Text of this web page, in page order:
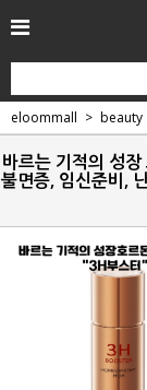
eloommall beauty
바르는 기적의 성
불면증, 임신준비,